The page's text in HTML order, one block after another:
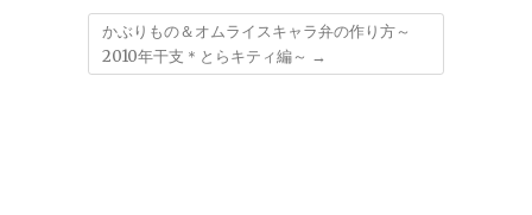
かぶりもの＆オムライスキャラ弁の作り方～
2010年干支＊とらキティ編～ →